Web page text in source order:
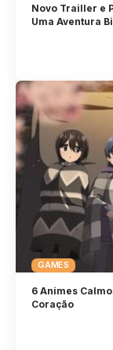
Novo Trailler e
Uma Aventura
GAMES
6 Animes
Coração